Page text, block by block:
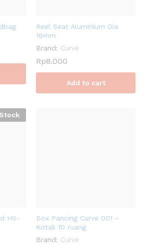
Reel Seat Aluminium Dia
16mm
Brand: Curve
Rp8.000
Add to cart
HS-
Box Pancing Curve 001 –
Kotak 10 ruang
Brand: Curve